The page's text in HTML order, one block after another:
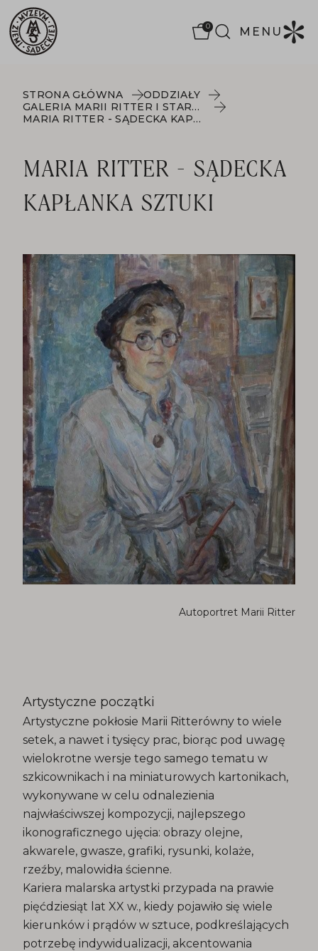
0 MENU
STRONA GŁÓWNA
ODDZIAŁY
GALERIA MARII RITTER I STARE WNĘTRZA MIESZCZAŃSKIE
MARIA RITTER - SĄDECKA KAPŁANKA SZTUKI
MARIA RITTER - SĄDECKA
KAPŁANKA SZTUKI
Autoportret Marii Ritter
Artystyczne początki
Artystyczne pokłosie Marii Ritterówny to wiele
setek, a nawet i tysięcy prac, biorąc pod uwagę
wielokrotne wersje tego samego tematu w
szkicownikach i na miniaturowych kartonikach,
wykonywane w celu odnalezienia
najwłaściwszej kompozycji, najlepszego
ikonograficznego ujęcia: obrazy olejne,
akwarele, gwasze, grafiki, rysunki, kolaże,
rzeźby, malowidła ścienne.
Kariera malarska artystki przypada na prawie
pięćdziesiąt lat XX w., kiedy pojawiło się wiele
kierunków i prądów w sztuce, podkreślających
potrzebę indywidualizacji, akcentowania